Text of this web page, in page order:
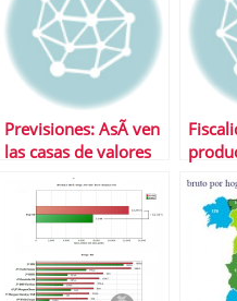
Previsiones: AsÃ­ ven
las casas de valores